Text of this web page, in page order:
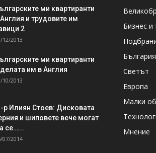
ми квартиранти
и трудовите им
2
12/2013
ми квартиранти
им в Англия
10/2013
р Илиян Стоев: Дисковата
и шиповете вече могат
се…...
07/2014
Бизнес
България
Светът
Европа
Малки
Мнение